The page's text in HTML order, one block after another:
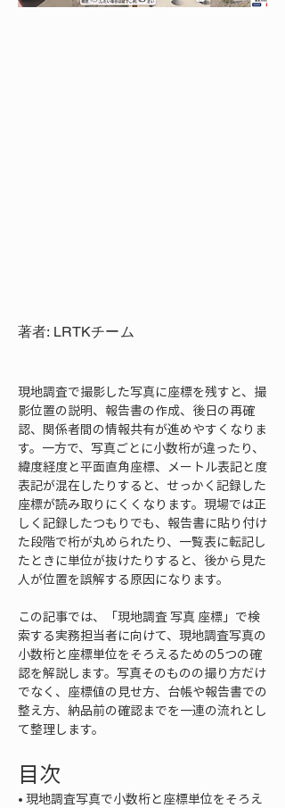
著者: LRTKチーム
現地調査で撮影した写真に座標を残すと、撮
影位置の説明、報告書の作成、後日の再確
認、関係者間の情報共有が進めやすくなりま
す。一方で、写真ごとに小数桁が違ったり、
緯度経度と平面直角座標、メートル表記と度
表記が混在したりすると、せっかく記録した
座標が読み取りにくくなります。現場では正
しく記録したつもりでも、報告書に貼り付け
た段階で桁が丸められたり、一覧表に転記し
たときに単位が抜けたりすると、後から見た
人が位置を誤解する原因になります。
この記事では、「現地調査 写真 座標」で検
索する実務担当者に向けて、現地調査写真の
小数桁と座標単位をそろえるための5つの確
認を解説します。写真そのものの撮り方だけ
でなく、座標値の見せ方、台帳や報告書での
整え方、納品前の確認までを一連の流れとし
て整理します。
目次
• 現地調査写真で小数桁と座標単位をそろえ